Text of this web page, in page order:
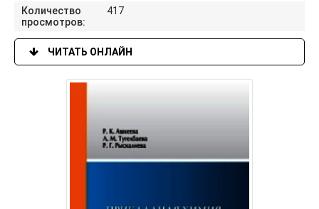
Количество
просмотров:
417
ЧИТАТЬ ОНЛАЙН